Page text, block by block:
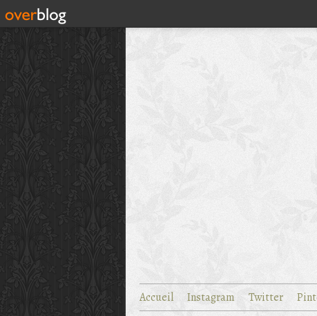
Accueil Instagram Twitter